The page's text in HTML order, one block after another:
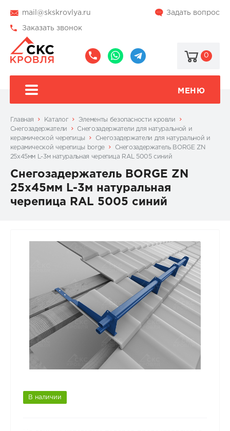
mail@skskrovlya.ru Задать вопрос
Заказать звонок
0
МЕНЮ
Главная Каталог
Элементы безопасности кровли
Снегозадержатели
Cнегозадержатели для натуральной и
керамической черепицы
Cнегозадержатели для натуральной и
керамической черепицы borge
Снегозадержатель BORGE ZN
25х45мм L-3м натуральная черепица RAL 5005 синий
Снегозадержатель BORGE ZN
25х45мм L-3м натуральная
черепица RAL 5005 синий
В наличии